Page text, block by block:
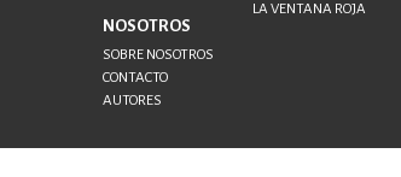
NOSOTROS
SOBRE NOSOTROS
CONTACTO
AUTORES
LA VENTANA ROJA